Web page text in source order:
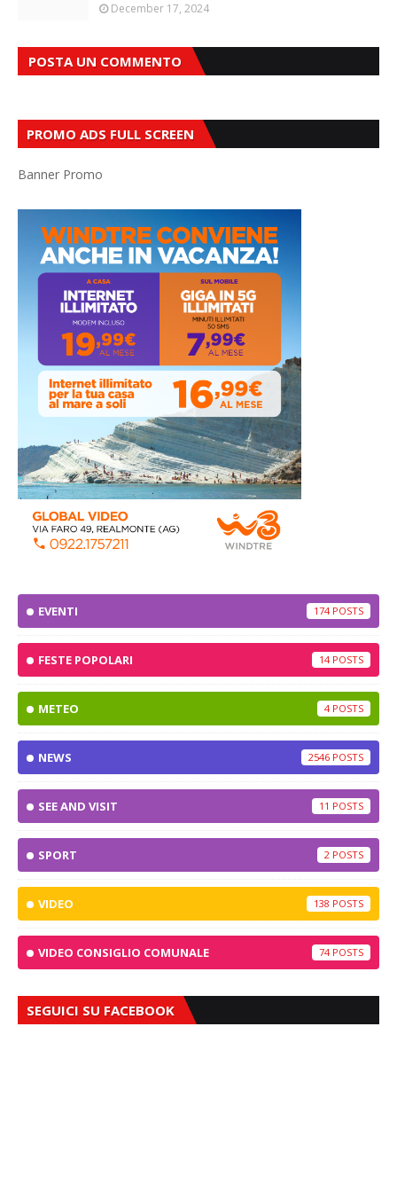
December 17, 2024
POSTA UN COMMENTO
PROMO ADS FULL SCREEN
Banner Promo
EVENTI 174
FESTE POPOLARI 14
METEO 4
NEWS 2546
SEE AND VISIT 11
SPORT 2
VIDEO 138
VIDEO CONSIGLIO COMUNALE 74
SEGUICI SU FACEBOOK